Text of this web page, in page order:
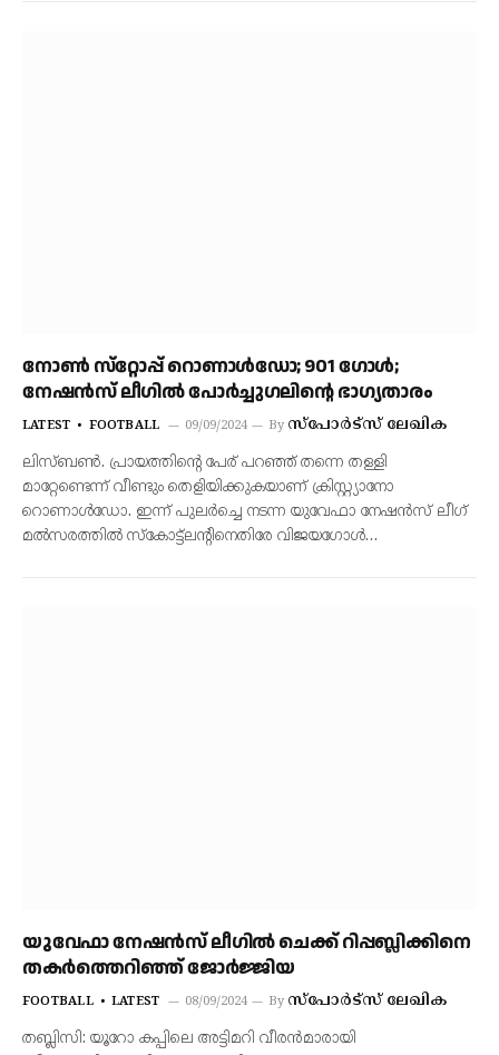
നോണ്‍ സ്‌റ്റോപ്പ് റൊണാള്‍ഡോ; 901 ഗോള്‍;
നേഷൻസ് ലീഗില്‍ പോര്‍ച്ചുഗലിന്റെ ഭാഗ്യതാരം
LATEST FOOTBALL 09/09/2024 By സ്‌പോര്‍ട്‌സ് ലേഖിക
ലിസ്ബണ്‍. പ്രായത്തിന്റെ പേര് പറഞ്ഞ് തന്നെ തള്ളി
മാറ്റേണ്ടെന്ന് വീണ്ടും തെളിയിക്കുകയാണ് ക്രിസ്റ്റ്യാനോ
റൊണാള്‍ഡോ. ഇന്ന് പുലര്‍ച്ചെ നടന്ന യുവേഫാ നേഷന്‍സ് ലീഗ്
മല്‍സരത്തില്‍ സ്‌കോട്ട്‌ലന്റിനെതിരേ വിജയഗോള്‍…
യുവേഫാ നേഷന്‍സ് ലീഗില്‍ ചെക്ക് റിപ്പബ്ലിക്കിനെ
തകര്‍ത്തെറിഞ്ഞ് ജോര്‍ജ്ജിയ
FOOTBALL LATEST 08/09/2024 By സ്‌പോര്‍ട്‌സ് ലേഖിക
തബ്ലിസി: യൂറോ കപ്പിലെ അട്ടിമറി വീരന്‍മാരായി